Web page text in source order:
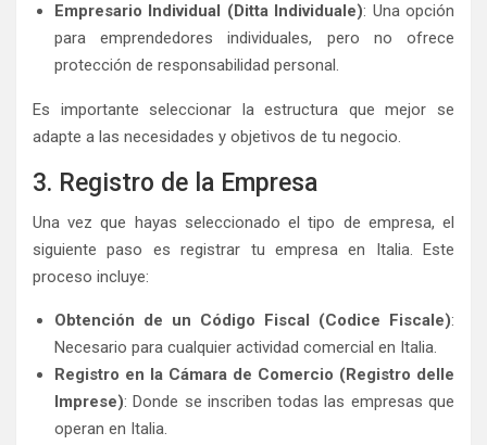
Empresario Individual (Ditta Individuale): Una opción
para emprendedores individuales, pero no ofrece
protección de responsabilidad personal.
Es importante seleccionar la estructura que mejor se
adapte a las necesidades y objetivos de tu negocio.
3. Registro de la Empresa
Una vez que hayas seleccionado el tipo de empresa, el
siguiente paso es registrar tu empresa en Italia. Este
proceso incluye:
Obtención de un Código Fiscal (Codice Fiscale):
Necesario para cualquier actividad comercial en Italia.
Registro en la Cámara de Comercio (Registro delle
Imprese): Donde se inscriben todas las empresas que
operan en Italia.